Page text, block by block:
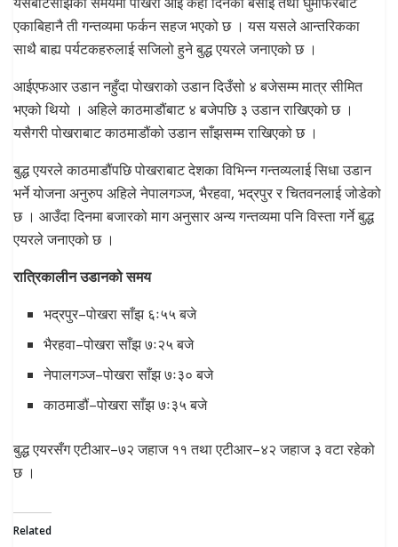
एकाबिहानै ती गन्तव्यमा फर्कन सहज भएको छ । यस यसले आन्तरिकका
साथै बाह्य पर्यटकहरुलाई सजिलो हुने बुद्ध एयरले जनाएको छ ।
आईएफआर उडान नहुँदा पोखराको उडान दिउँसो ४ बजेसम्म मात्र सीमित
भएको थियो । अहिले काठमाडौंबाट ४ बजेपछि ३ उडान राखिएको छ ।
यसैगरी पोखराबाट काठमाडौंको उडान साँझसम्म राखिएको छ ।
बुद्ध एयरले काठमाडौंपछि पोखराबाट देशका विभिन्न गन्तव्यलाई सिधा उडान
भर्ने योजना अनुरुप अहिले नेपालगञ्ज, भैरहवा, भद्रपुर र चितवनलाई जोडेको
छ । आउँदा दिनमा बजारको माग अनुसार अन्य गन्तव्यमा पनि विस्ता गर्ने बुद्ध
एयरले जनाएको छ ।
रात्रिकालीन उडानको समय
भद्रपुर–पोखरा साँझ ६ः५५ बजे
भैरहवा–पोखरा साँझ ७ः२५ बजे
नेपालगञ्ज–पोखरा साँझ ७ः३० बजे
काठमाडौं–पोखरा साँझ ७ः३५ बजे
बुद्ध एयरसँग एटीआर–७२ जहाज ११ तथा एटीआर–४२ जहाज ३ वटा रहेको
छ ।
Related